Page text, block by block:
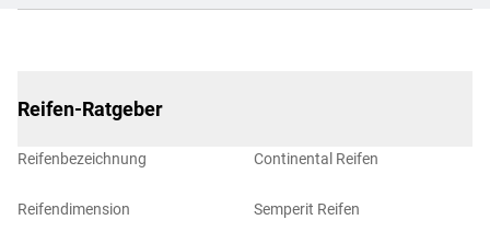
Reifen-Ratgeber
Reifenbezeichnung
Reifendimension
Continental Reifen
Semperit Reifen